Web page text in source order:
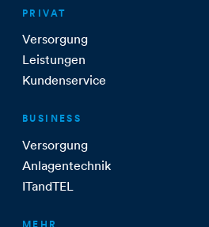
PRIVAT
Versorgung
Leistungen
Kundenservice
BUSINESS
Versorgung
Anlagentechnik
ITandTEL